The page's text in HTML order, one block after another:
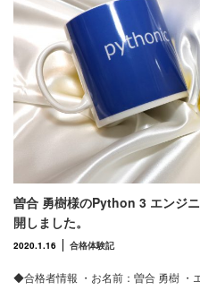
曽合 勇樹様のPython 3 エンジ
開しました。
2020.1.16 合格体験記
◆合格者情報 ・お名前：曽合 勇樹 ・